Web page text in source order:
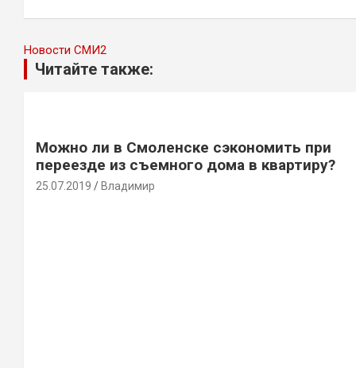
записям
Новости СМИ2
Читайте также:
Можно ли в Смоленске сэкономить при
переезде из съемного дома в квартиру?
25.07.2019 Владимир